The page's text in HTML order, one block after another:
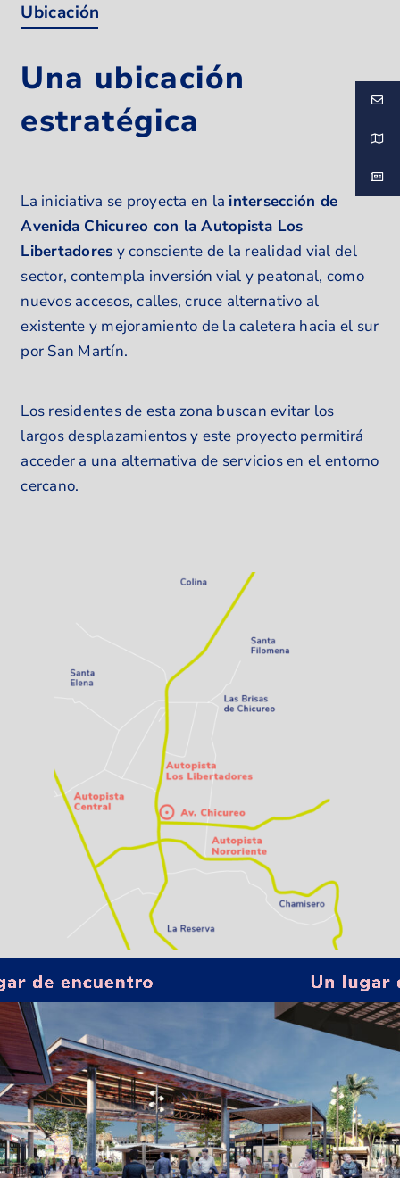
Ubicación
Una ubicación
estratégica
La iniciativa se proyecta en la intersección de
Avenida Chicureo con la Autopista Los
Libertadores y consciente de la realidad vial del
sector, contempla inversión vial y peatonal, como
nuevos accesos, calles, cruce alternativo al
existente y mejoramiento de la caletera hacia el sur
por San Martín.
Los residentes de esta zona buscan evitar los
largos desplazamientos y este proyecto permitirá
acceder a una alternativa de servicios en el entorno
cercano.